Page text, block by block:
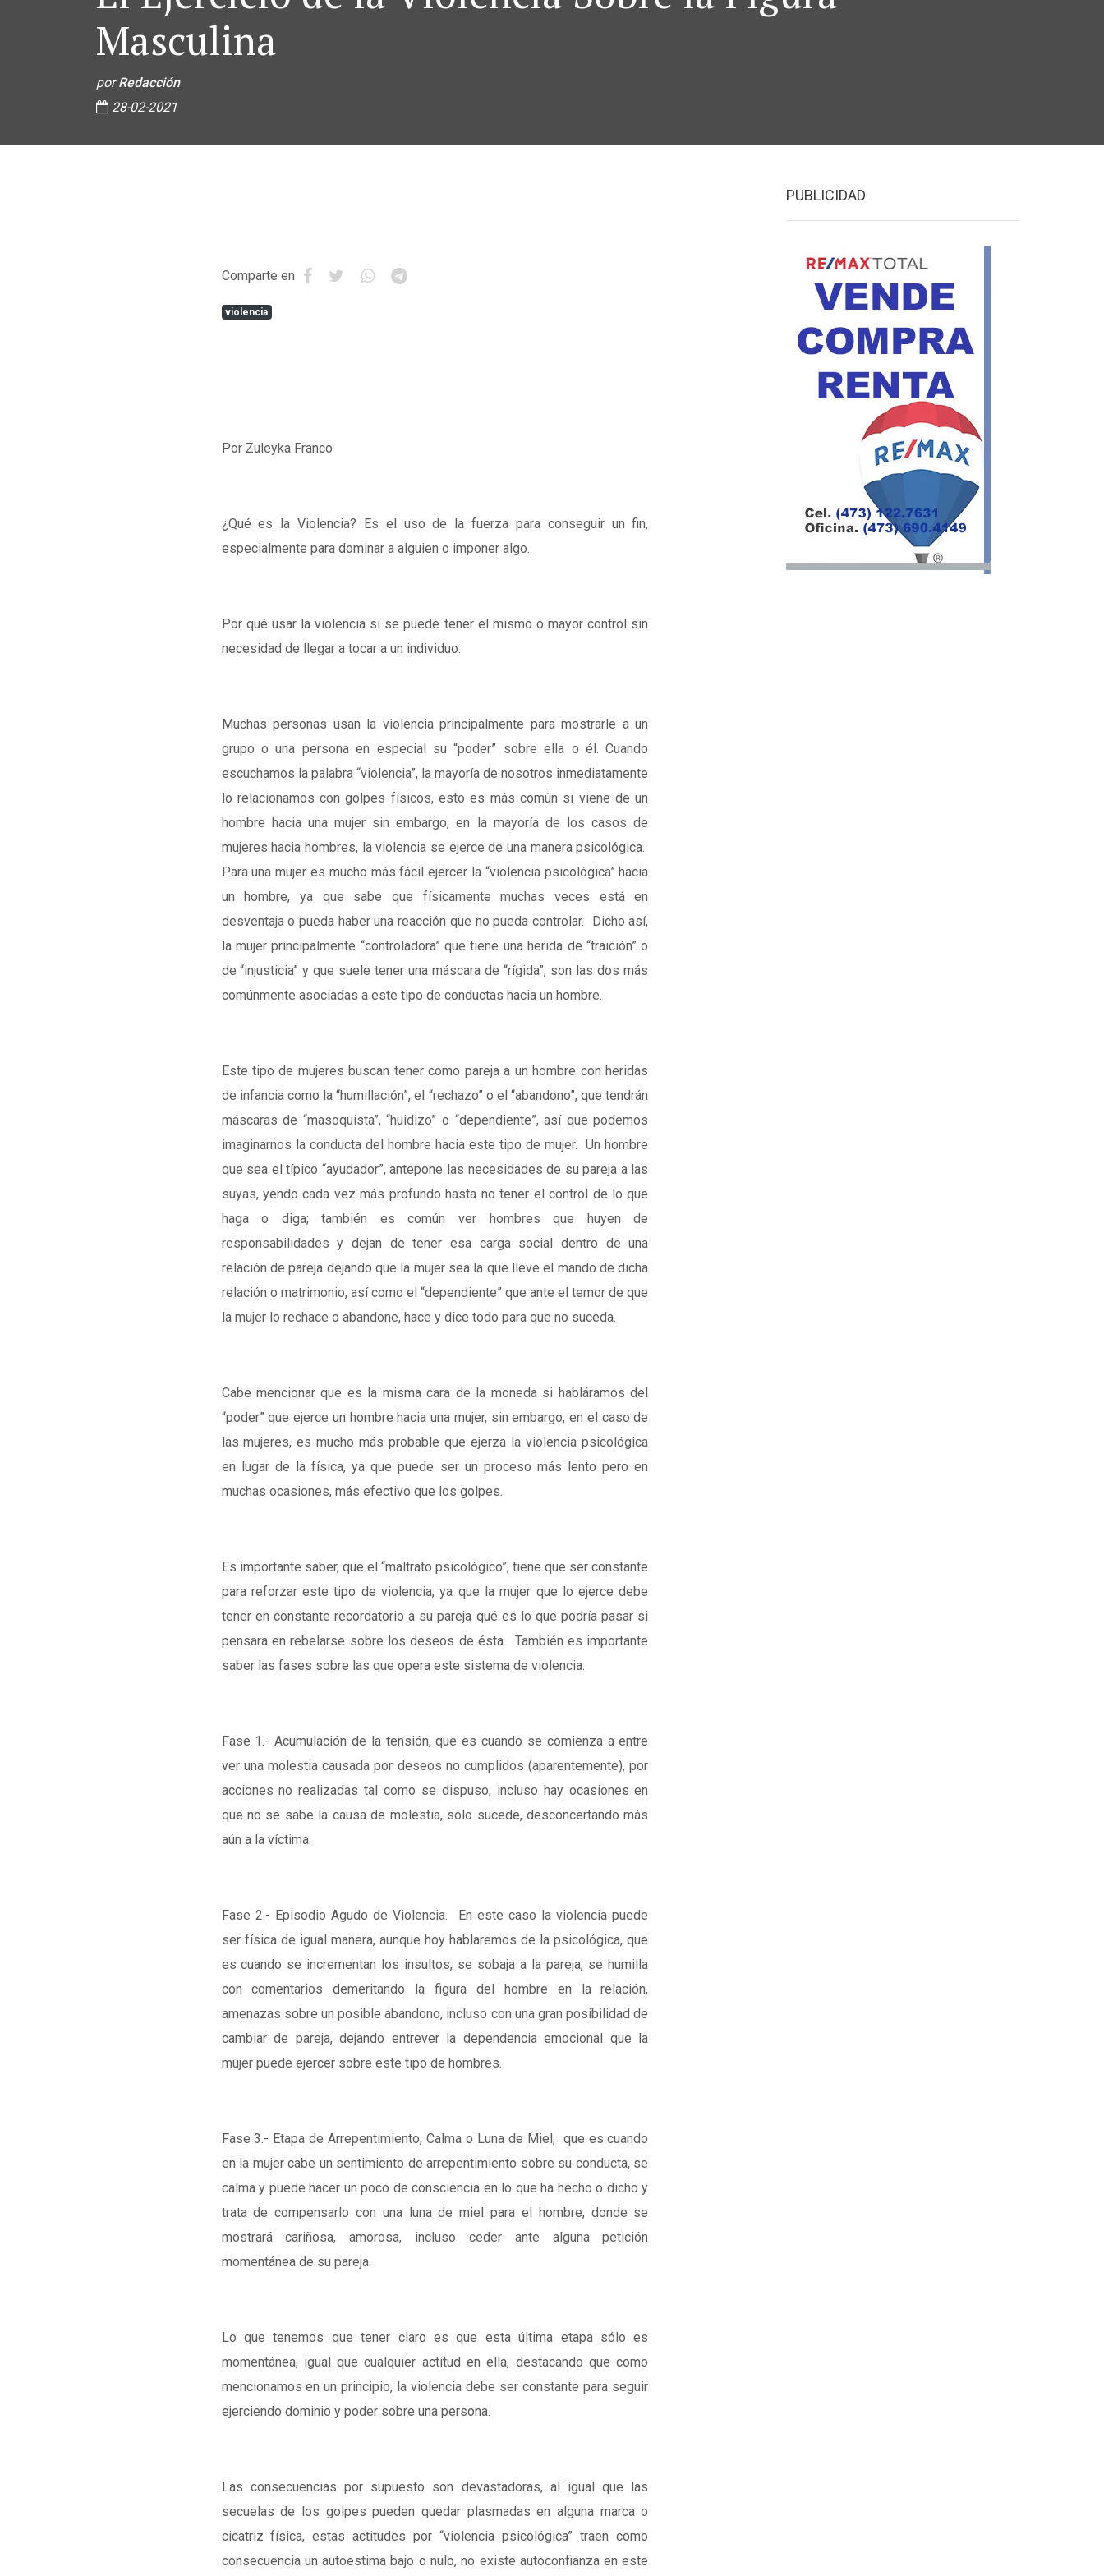
Masculina
porRedacción
28-02-2021
Comparte en
violencia
Por Zuleyka Franco
¿Qué es la Violencia? Es el uso de la fuerza para conseguir un fin,
especialmente para dominar a alguien o imponer algo.
Por qué usar la violencia si se puede tener el mismo o mayor control sin
necesidad de llegar a tocar a un individuo.
Muchas personas usan la violencia principalmente para mostrarle a un
grupo o una persona en especial su “poder” sobre ella o él. Cuando
escuchamos la palabra “violencia”, la mayoría de nosotros inmediatamente
lo relacionamos con golpes físicos, esto es más común si viene de un
hombre hacia una mujer sin embargo, en la mayoría de los casos de
mujeres hacia hombres, la violencia se ejerce de una manera psicológica.
Para una mujer es mucho más fácil ejercer la “violencia psicológica” hacia
un hombre, ya que sabe que físicamente muchas veces está en
desventaja o pueda haber una reacción que no pueda controlar. Dicho así,
la mujer principalmente “controladora” que tiene una herida de “traición” o
de “injusticia” y que suele tener una máscara de “rígida”, son las dos más
comúnmente asociadas a este tipo de conductas hacia un hombre.
Este tipo de mujeres buscan tener como pareja a un hombre con heridas
de infancia como la “humillación”, el “rechazo” o el “abandono”, que tendrán
máscaras de “masoquista”, “huidizo” o “dependiente”, así que podemos
imaginarnos la conducta del hombre hacia este tipo de mujer. Un hombre
que sea el típico “ayudador”, antepone las necesidades de su pareja a las
suyas, yendo cada vez más profundo hasta no tener el control de lo que
haga o diga; también es común ver hombres que huyen de
responsabilidades y dejan de tener esa carga social dentro de una
relación de pareja dejando que la mujer sea la que lleve el mando de dicha
relación o matrimonio, así como el “dependiente” que ante el temor de que
la mujer lo rechace o abandone, hace y dice todo para que no suceda.
Cabe mencionar que es la misma cara de la moneda si habláramos del
“poder” que ejerce un hombre hacia una mujer, sin embargo, en el caso de
las mujeres, es mucho más probable que ejerza la violencia psicológica
en lugar de la física, ya que puede ser un proceso más lento pero en
muchas ocasiones, más efectivo que los golpes.
Es importante saber, que el “maltrato psicológico”, tiene que ser constante
para reforzar este tipo de violencia, ya que la mujer que lo ejerce debe
tener en constante recordatorio a su pareja qué es lo que podría pasar si
pensara en rebelarse sobre los deseos de ésta. También es importante
saber las fases sobre las que opera este sistema de violencia.
Fase 1.- Acumulación de la tensión, que es cuando se comienza a entre
ver una molestia causada por deseos no cumplidos (aparentemente), por
acciones no realizadas tal como se dispuso, incluso hay ocasiones en
que no se sabe la causa de molestia, sólo sucede, desconcertando más
aún a la víctima.
Fase 2.- Episodio Agudo de Violencia. En este caso la violencia puede
ser física de igual manera, aunque hoy hablaremos de la psicológica, que
es cuando se incrementan los insultos, se sobaja a la pareja, se humilla
con comentarios demeritando la figura del hombre en la relación,
amenazas sobre un posible abandono, incluso con una gran posibilidad de
cambiar de pareja, dejando entrever la dependencia emocional que la
mujer puede ejercer sobre este tipo de hombres.
Fase 3.- Etapa de Arrepentimiento, Calma o Luna de Miel, que es cuando
en la mujer cabe un sentimiento de arrepentimiento sobre su conducta, se
calma y puede hacer un poco de consciencia en lo que ha hecho o dicho y
trata de compensarlo con una luna de miel para el hombre, donde se
mostrará cariñosa, amorosa, incluso ceder ante alguna petición
momentánea de su pareja.
Lo que tenemos que tener claro es que esta última etapa sólo es
momentánea, igual que cualquier actitud en ella, destacando que como
mencionamos en un principio, la violencia debe ser constante para seguir
ejerciendo dominio y poder sobre una persona.
Las consecuencias por supuesto son devastadoras, al igual que las
secuelas de los golpes pueden quedar plasmadas en alguna marca o
cicatriz física, estas actitudes por “violencia psicológica” traen como
consecuencia un autoestima bajo o nulo, no existe autoconfianza en este
PUBLICIDAD